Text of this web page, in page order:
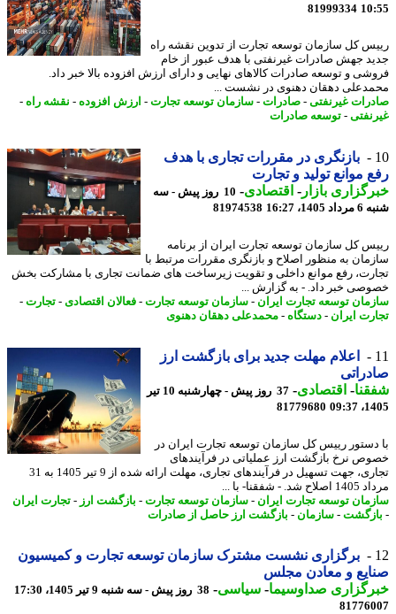
81999334
کل سازمان توسعه تجارت از تدوین نقشه راه
جهش صادرات غیرنفتی با هدف عبور از خام
و توسعه صادرات کالاهای نهایی و دارای ارزش افزوده بالا خبر داد.
دهقان دهنوی در نشست ...
غیرنفتی-صادرات- سازمان توسعه تجارت- ارزش افزوده-نقشه راه-
-توسعه صادرات
بازنگری در مقررات تجاری با هدف
موانع تولید و تجارت
بازار- اقتصادی-
10 روز پیش - سه
16:27
81974538
کل سازمان توسعه تجارت ایران از برنامه
به منظور اصلاح و بازنگری مقررات مرتبط با
رفع موانع داخلی و تقویت زیرساخت های ضمانت تجاری با مشارکت بخش
خبر داد. - به گزارش ...
توسعه تجارت ایران - سازمان توسعه تجارت- فعالان اقتصادی-تجارت-
ایران - دستگاه-محمدعلی دهقان دهنوی
اعلام مهلت جدید برای بازگشت ارز
-اقتصادی-
37 روز پیش - چهارشنبه 10 تیر
81779680
رییس کل سازمان توسعه تجارت ایران در
نرخ بازگشت ارز عملیاتی در فرآیندهای
تجاری، جهت تسهیل در فرآیندهای تجاری، مهلت ارائه شده از 9 تیر 1405 به 31
- شفقنا- با ...
توسعه تجارت ایران - سازمان توسعه تجارت- بازگشت ارز- تجارت ایران
-سازمان -بازگشت ارز حاصل از صادرات
برگزاری نشست مشترک سازمان توسعه تجارت و کمیسیون
و معادن مجلس
صداوسیما-سیاسی-38 روز پیش - سه شنبه 9 تیر 1405، 17:30